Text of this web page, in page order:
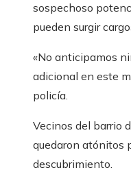
sospechoso
pueden surgir
«No anticipamos
adicional en este
policía.
Vecinos del barrio
quedaron atónitos
descubrimiento.